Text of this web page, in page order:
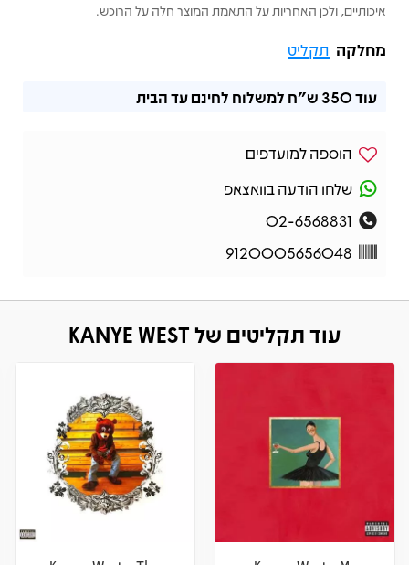
איכותיים, ולכן האחריות על התאמת המוצר חלה על הרוכש.
מחלקה תקליט
עוד350 ש"ח למשלוח לחינם עד הבית
הוספה למועדפים
שלחו הודעה בוואצאפ
02-6568831
9120005656048
עוד תקליטים של KANYE WEST